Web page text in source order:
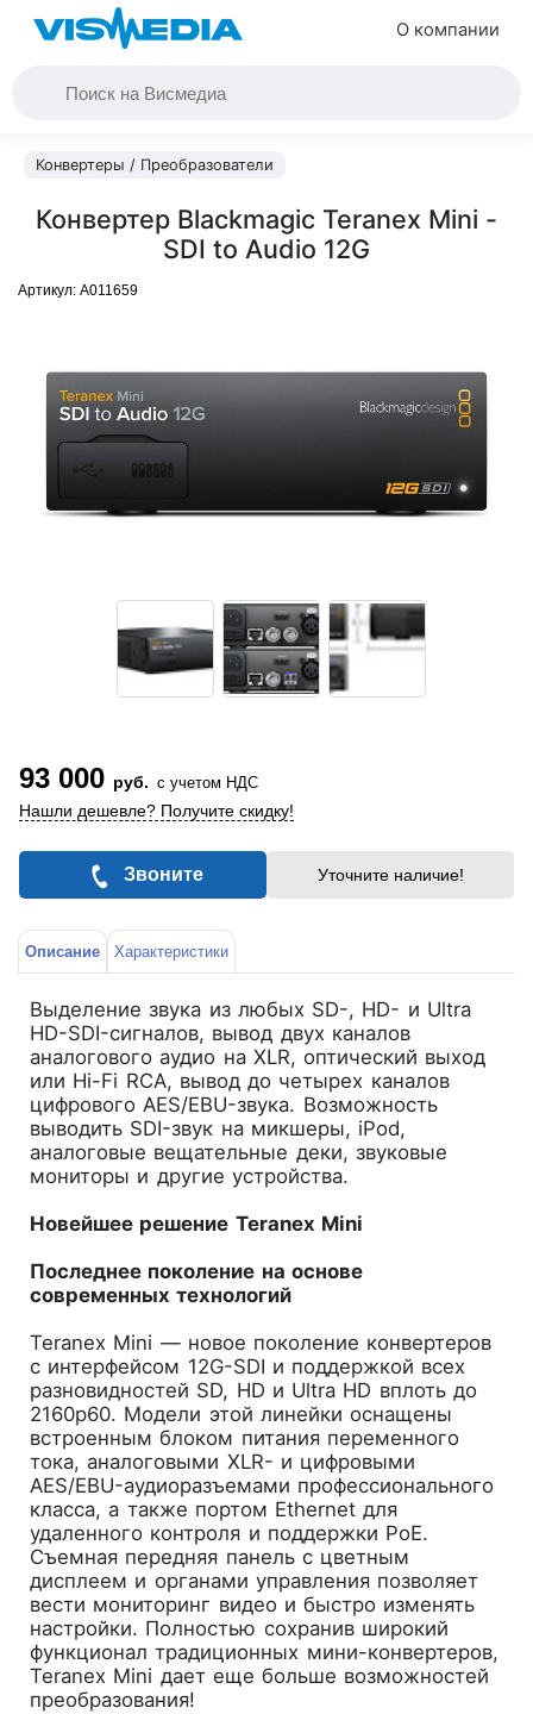
О компании
Конвертеры / Преобразователи
Конвертер Blackmagic Teranex Mini -
SDI to Audio 12G
Артикул: A011659
93 000 руб. с учетом НДС
Нашли дешевле? Получите скидку!
Звоните Уточните наличие!
Описание Характеристики
Выделение звука из любых SD-, HD- и Ultra
HD-SDI-сигналов, вывод двух каналов
аналогового аудио на XLR, оптический выход
или Hi-Fi RCA, вывод до четырех каналов
цифрового AES/EBU-звука. Возможность
выводить SDI-звук на микшеры, iPod,
аналоговые вещательные деки, звуковые
мониторы и другие устройства.
Новейшее решение Teranex Mini
Последнее поколение на основе
современных технологий
Teranex Mini — новое поколение конвертеров
с интерфейсом 12G-SDI и поддержкой всех
разновидностей SD, HD и Ultra HD вплоть до
2160p60. Модели этой линейки оснащены
встроенным блоком питания переменного
тока, аналоговыми XLR- и цифровыми
AES/EBU-аудиоразъемами профессионального
класса, а также портом Ethernet для
удаленного контроля и поддержки PoE.
Съемная передняя панель с цветным
дисплеем и органами управления позволяет
вести мониторинг видео и быстро изменять
настройки. Полностью сохранив широкий
функционал традиционных мини-конвертеров,
Teranex Mini дает еще больше возможностей
преобразования!